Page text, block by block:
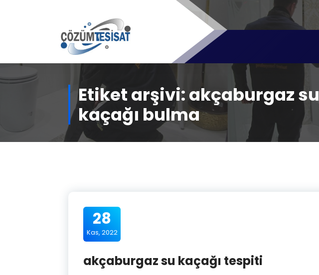
Etiket arşivi: akçaburgaz su
kaçağı bulma
28
Kas, 2022
akçaburgaz su kaçağı tespiti